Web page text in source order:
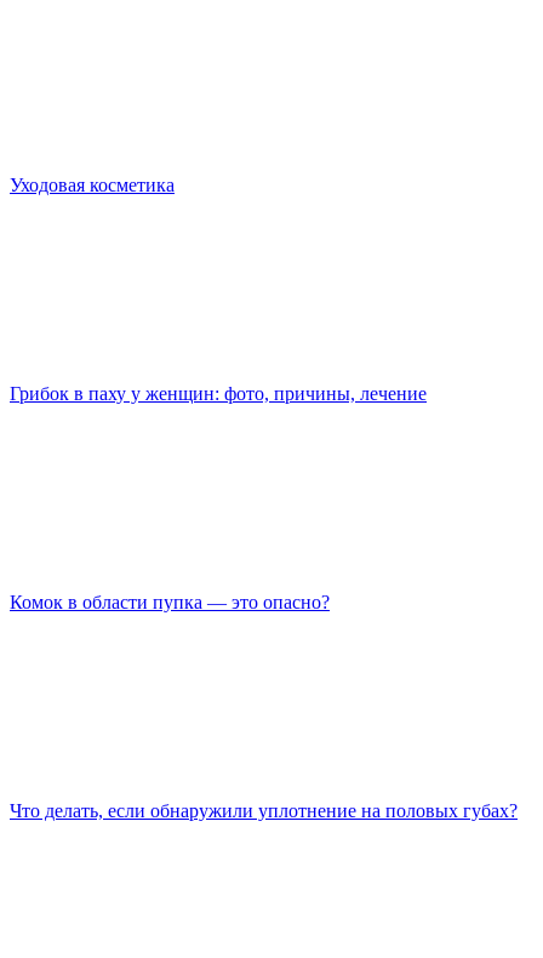
Уходовая косметика
Грибок в паху у женщин: фото, причины, лечение
Комок в области пупка — это опасно?
Что делать, если обнаружили уплотнение на половых губах?